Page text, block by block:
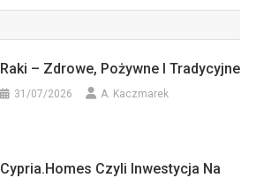
Raki – Zdrowe, Pożywne I Tradycyjne
31/07/2026 A. Kaczmarek
Cypria.homes Czyli Inwestycja Na